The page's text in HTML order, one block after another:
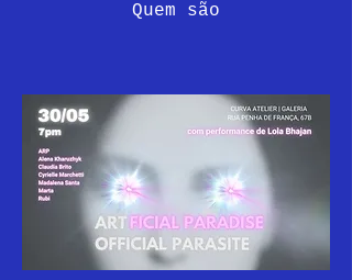
Quem são